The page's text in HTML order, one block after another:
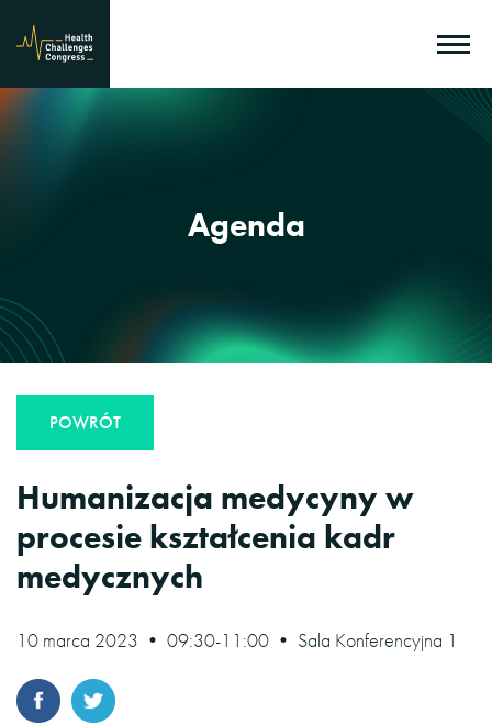
Agenda
POWRÓT
Humanizacja medycyny w
procesie kształcenia kadr
medycznych
10 marca 2023 • 09:30-11:00 • Sala Konferencyjna 1